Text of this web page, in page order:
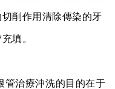
削作用清除傳染的牙
填。
管治療沖洗的目的在于